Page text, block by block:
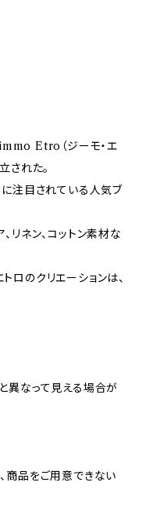
Etro（ジーモ・エ
された。
に注目されている人気ブ
リネン、コットン素材な
ロのクリエーションは、
異なって見える場合が
商品をご用意できない